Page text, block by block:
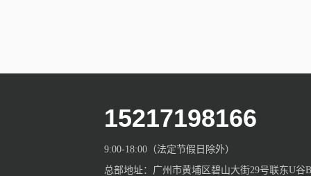
15217198166
9:00-18:00（法定节假日除外）
总部地址：广州市黄埔区碧山大街29号联东U谷